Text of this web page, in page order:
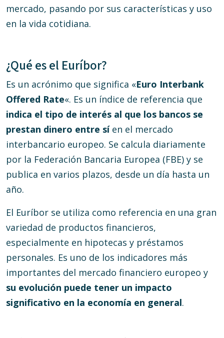
mercado, pasando por sus características y uso
en la vida cotidiana.
¿Qué es el Euríbor?
Es un acrónimo que significa «Euro Interbank
Offered Rate«. Es un índice de referencia que
indica el tipo de interés al que los bancos se
prestan dinero entre síen el mercado
interbancario europeo. Se calcula diariamente
por la Federación Bancaria Europea (FBE) y se
publica en varios plazos, desde un día hasta un
año.
El Euríbor se utiliza como referencia en una gran
variedad de productos financieros,
especialmente en hipotecas y préstamos
personales. Es uno de los indicadores más
importantes del mercado financiero europeo y
su evolución puede tener un impacto
significativo en la economía en general.